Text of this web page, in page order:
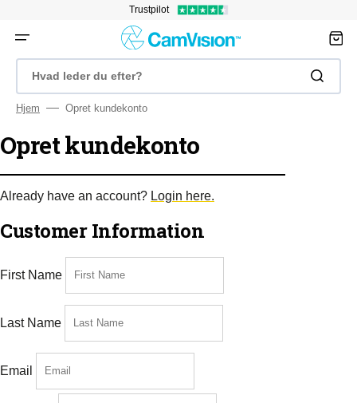
Trustpilot
Hvad leder du efter?
Hjem Opret kundekonto
Opret kundekonto
Already have an account? Login here.
Customer Information
First Name
Last Name
Email